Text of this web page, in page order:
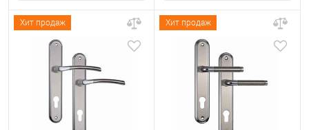
Хит продаж Хит продаж